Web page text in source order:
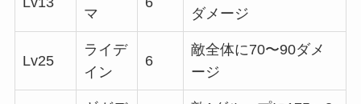
マ
ダメージ
Lv25
ライデ
イン
6
敵全体に70〜90ダメ
ージ